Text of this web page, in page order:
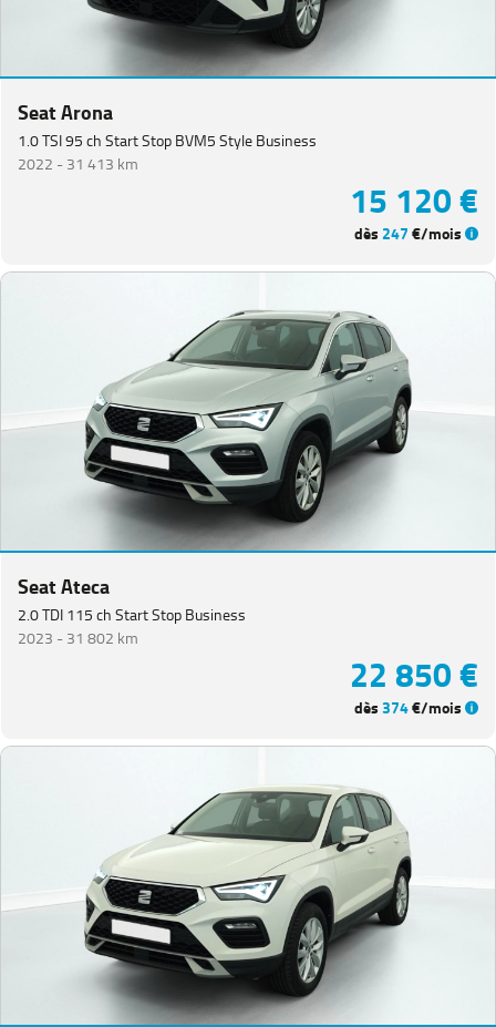
Seat Arona
1.0 TSI 95 ch Start Stop BVM5 Style Business
2022 -31 413 km
15 120 €
dès 247€/mois
Seat Ateca
2.0 TDI 115 ch Start Stop Business
2023 -31 802 km
22 850 €
dès374€/mois